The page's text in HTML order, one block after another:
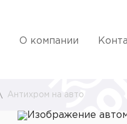
О компании
Антихром на авто